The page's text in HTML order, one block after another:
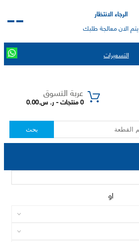
الرجاء الانتظار
يتم الان معالجة طلبك
التسعيرات
عربة التسوق
0 منتجات - ر. س.0.00
بحث
او